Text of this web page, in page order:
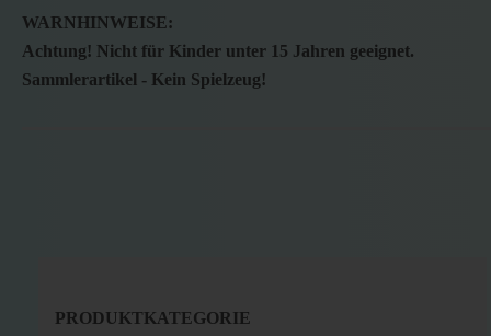
WARNHINWEISE:
Achtung! Nicht für Kinder unter 15 Jahren geeignet.
Sammlerartikel - Kein Spielzeug!
PRODUKTKATEGORIE
PRODUKTKATEGORIE